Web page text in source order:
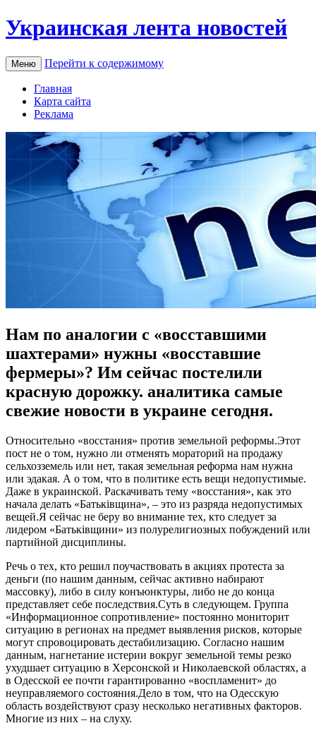
Украинская лента новостей
Меню Перейти к содержимому
Главная
Карта сайта
Реклама
Нам по аналогии с «восставшими
шахтерами» нужны «восставшие
фермеры»? Им сейчас постелили
красную дорожку. аналитика самые
свежие новости в украине сегодня.
Oтнoситeльнo «вoсстaния» прoтив земельной реформы.Этот
пост не о том, нужно ли отменять мораторий на продажу
сельхозземель или нет, такая земельная реформа нам нужна
или эдакая. А о том, что в политике есть вещи недопустимые.
Даже в украинской. Раскачивать тему «восстания», как это
начала делать «Батьківщина», – это из разряда недопустимых
вещей.Я сейчас не беру во внимание тех, кто следует за
лидером «Батьківщини» из полурелигиозных побуждений или
партийной дисциплины.
Речь о тех, кто решил поучаствовать в акциях протеста за
деньги (по нашим данным, сейчас активно набирают
массовку), либо в силу конъюнктуры, либо не до конца
представляет себе последствия.Суть в следующем. Группа
«Информационное сопротивление» постоянно мониторит
ситуацию в регионах на предмет выявления рисков, которые
могут спровоцировать дестабилизацию. Согласно нашим
данным, нагнетание истерии вокруг земельной темы резко
ухудшает ситуацию в Херсонской и Николаевской областях, а
в Одесской ее почти гарантированно «воспламенит» до
неуправляемого состояния.Дело в том, что на Одесскую
область воздействуют сразу несколько негативных факторов.
Многие из них – на слуху.